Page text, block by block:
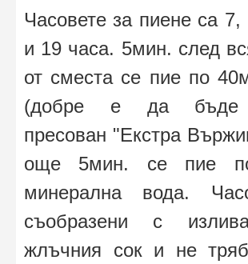
Часовете за пиене са
и 19 часа. 5мин. след
от сместа се пие по
(добре е да бъде
пресован "Екстра
още 5мин. се пие
минерална вода.
съобразени с
жлъчния сок и не